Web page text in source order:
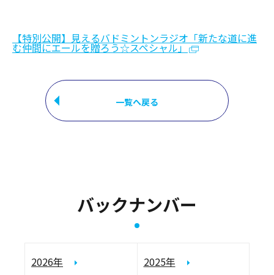
【特別公開】見えるバドミントンラジオ「新たな道に進
む仲間にエールを贈ろう☆スペシャル」
一覧へ戻る
バックナンバー
2026年 2025年